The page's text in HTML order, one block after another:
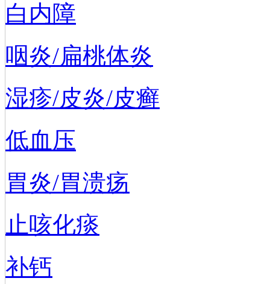
白内障
咽炎/扁桃体炎
湿疹/皮炎/皮癣
低血压
胃炎/胃溃疡
止咳化痰
补钙